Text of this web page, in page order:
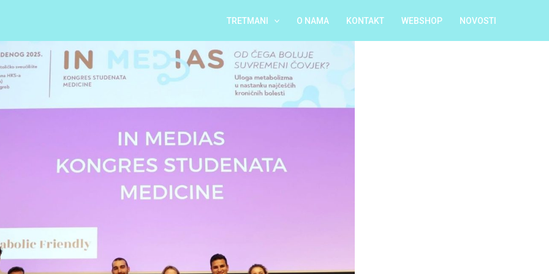
TRETMANI O NAMA KONTAKT WEBSHOP NOVOSTI